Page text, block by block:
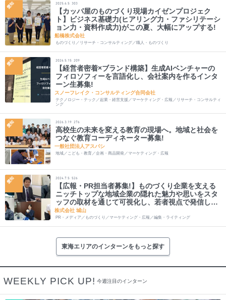
愛知 2025.6.5 303
【カッパ屋のものづくり現場カイゼンプロジェク
ト】ビジネス基礎力(ヒアリング力・ファシリテーシ
ョン力・資料作成力)がこの夏、大幅にアップする!
船橋株式会社
ものづくり／リサーチ・コンサルティング／職人・ものづくり
愛知 2026.5.15 209
【経営者密着×ブランド構築】生成AIベンチャーの
フィロソフィーを言語化し、会社案内を作るインタ
ーン生募集!
スノーフレイク・コンサルティング合同会社
テクノロジー・テック／起業・経営支援／マーケティング・広報／リサーチ・コンサルティ
ング
愛知 2026.3.19 276
高校生の未来を変える教育の現場へ。地域と社会を
つなぐ教育コーディネーター募集!
一般社団法人アスバシ
地域／こども・教育／企画・商品開発／マーケティング・広報
愛知 2024.7.5 526
【広報・PR担当者募集!】ものづくり企業を支える
ニッチトップな地域企業の隠れた魅力や思いをスタ
ッフの取材を通じて可視化し、若者視点で発信しま
せんか?
株式会社 城山
PR・メディア／ものづくり／マーケティング・広報／編集・ライティング
東海エリアのインターンをもっと探す
WEEKLY PICK UP! 今週注目のインターン